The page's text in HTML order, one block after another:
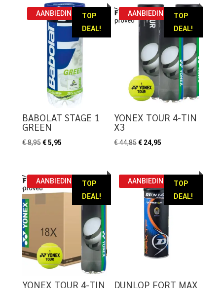
TOP
DEAL!
AANBIEDING!
BABOLAT STAGE 1
GREEN
€8,95 Oorspronkelijke
€ 8,95.
€5,95Huidige
€ 5,95.
TOP
DEAL!
AANBIEDING!
YONEX TOUR 4-TIN
X3
€44,85Oorspronkelijke
€ 44,85.
€ 24,95
€ 24,95.
TOP
DEAL!
AANBIEDING!
YONEX TOUR 4-TIN
TOP
DEAL!
AANBIEDING!
DUNLOP FORT MAX